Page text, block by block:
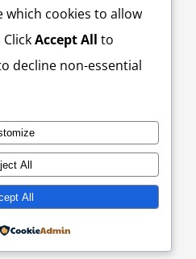
al personal de
which cookies to allow
ClickAccept All to
decline non-essential
All
All